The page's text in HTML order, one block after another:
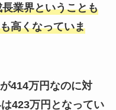
業界ということも
高くなっていま
414万円なのに対
423万円となってい